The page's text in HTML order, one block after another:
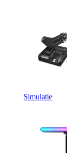
Simulatie